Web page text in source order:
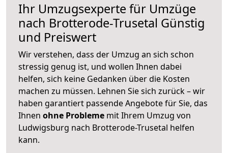
Ihr Umzugsexperte für Umzüge
nach Brotterode-Trusetal Günstig
und Preiswert
Wir verstehen, dass der Umzug an sich schon
stressig genug ist, und wollen Ihnen dabei
helfen, sich keine Gedanken über die Kosten
machen zu müssen. Lehnen Sie sich zurück – wir
haben garantiert passende Angebote für Sie, das
Ihnen ohne Probleme mit Ihrem Umzug von
Ludwigsburg nach Brotterode-Trusetal helfen
kann.